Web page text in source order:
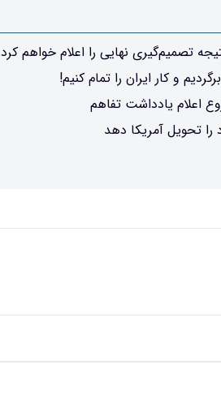
تصمیم‌گیری نهایی را اعلام خواهم کرد
و کار ایران را تمام کنیم!
را تحویل آمریکا دهد